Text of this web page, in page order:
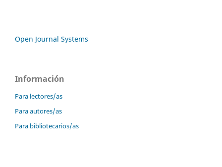
Open Journal Systems
Información
Para lectores/as
Para autores/as
Para bibliotecarios/as